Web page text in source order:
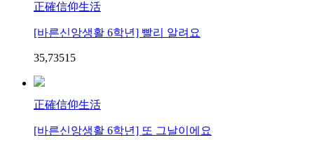
正確信仰生活
[바른신앙생활 6학년] 빨리 알려요
35,7351 5
正確信仰生活
[바른신앙생활 6학년] 또 그날이에요